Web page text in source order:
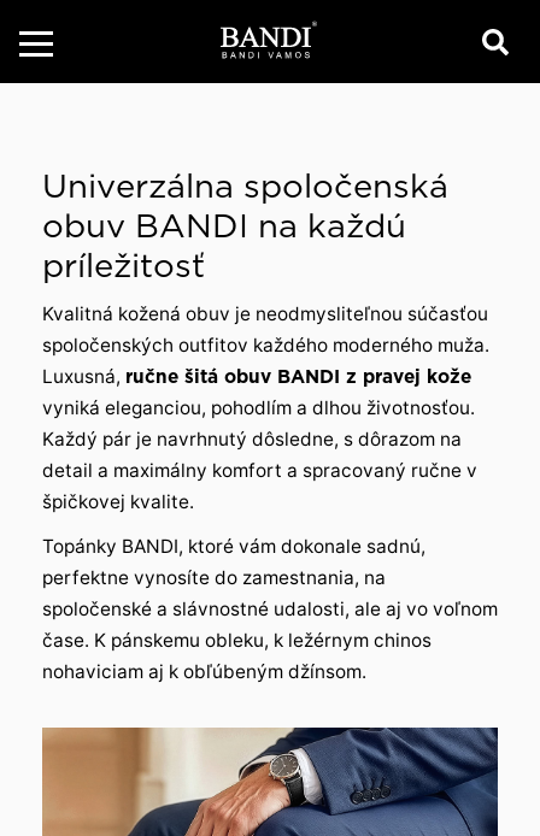
Univerzálna spoločenská
obuv BANDI na každú
príležitosť
Kvalitná kožená obuv je neodmysliteľnou súčasťou
spoločenských outfitov každého moderného muža.
Luxusná, ručne šitá obuv BANDI z pravej kože
vyniká eleganciou, pohodlím a dlhou životnosťou.
Každý pár je navrhnutý dôsledne, s dôrazom na
detail a maximálny komfort a spracovaný ručne v
špičkovej kvalite.
Topánky BANDI, ktoré vám dokonale sadnú,
perfektne vynosíte do zamestnania, na
spoločenské a slávnostné udalosti, ale aj vo voľnom
čase. K pánskemu obleku, k ležérnym chinos
nohaviciam aj k obľúbeným džínsom.